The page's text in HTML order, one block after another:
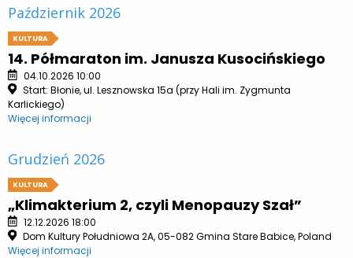
Październik 2026
KULTURA
14. Półmaraton im. Janusza Kusocińskiego
04.10.2026 10:00
Start: Błonie, ul. Lesznowska 15a (przy Hali im. Zygmunta
Karlickiego)
Więcej informacji
Grudzień 2026
KULTURA
„Klimakterium 2, czyli Menopauzy Szał”
12.12.2026 18:00
Dom Kultury Południowa 2A, 05-082 Gmina Stare Babice, Poland
Więcej informacji